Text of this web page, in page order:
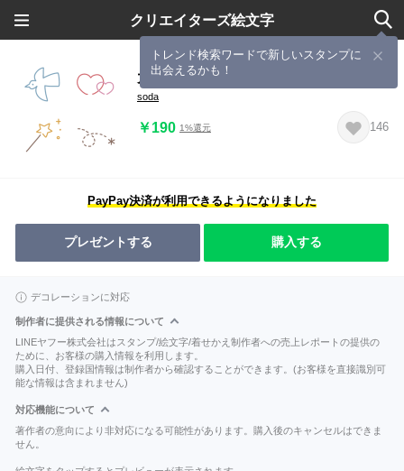
クリエイターズ絵文字
トレンド検索ワードで新しいスタンプに
出会えるかも！
大人ガーリー♡くすみシンプル絵文字
soda
￥190 1%還元 146
PayPay決済が利用できるようになりました
プレゼントする 購入する
デコレーションに対応
制作者に提供される情報について
LINEヤフー株式会社はスタンプ/絵文字/着せかえ制作者への売上レポートの提供の
ために、お客様の購入情報を利用します。
購入日付、登録国情報は制作者から確認することができます。(お客様を直接識別可
能な情報は含まれません)
対応機能について
著作者の意向により非対応になる可能性があります。購入後のキャンセルはできま
せん。